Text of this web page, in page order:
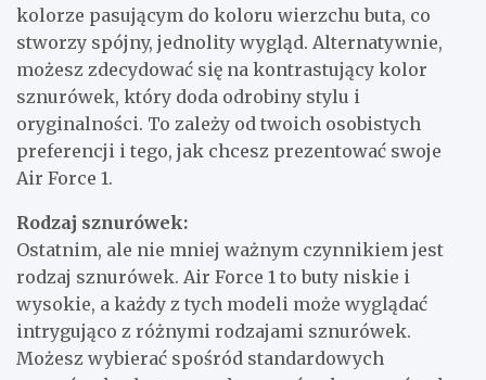
kolorze pasującym do koloru wierzchu buta, co
stworzy spójny, jednolity wygląd. Alternatywnie,
możesz zdecydować się na kontrastujący kolor
sznurówek, który doda odrobiny stylu i
oryginalności. To zależy od twoich osobistych
preferencji i tego, jak chcesz prezentować swoje
Air Force 1.
Rodzaj sznurówek:
Ostatnim, ale nie mniej ważnym czynnikiem jest
rodzaj sznurówek. Air Force 1 to buty niskie i
wysokie, a każdy z tych modeli może wyglądać
intrygująco z różnymi rodzajami sznurówek.
Możesz wybierać spośród standardowych